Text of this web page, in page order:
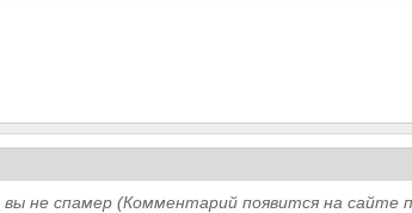
не спамер (Комментарий появится на сайте